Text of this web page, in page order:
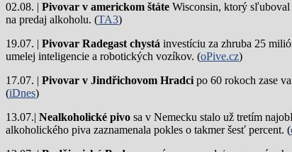
02.08. | Pivovar v americkom štáte Wisconsin, ktorý sľuboval
na predaj alkoholu. (TA3)
19.07. | Pivovar Radegast chystá investíciu za zhruba 25
umelej inteligencie a robotických vozíkov. (oPive.cz)
17.07. | Pivovar v Jindřichovom Hradcipo 60 rokoch zase
(iDnes)
13.07.| Nealkoholické pivo sa v Nemecku stalo už tretím
alkoholického piva zaznamenala pokles o takmer šesť percent. (